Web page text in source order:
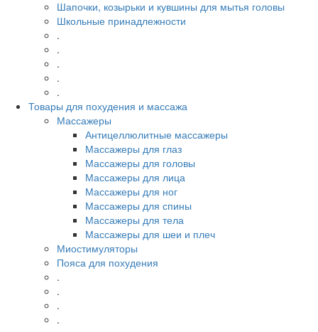
Шапочки, козырьки и кувшины для мытья головы
Школьные принадлежности
.
.
.
.
.
Товары для похудения и массажа
Массажеры
Антицеллюлитные массажеры
Массажеры для глаз
Массажеры для головы
Массажеры для лица
Массажеры для ног
Массажеры для спины
Массажеры для тела
Массажеры для шеи и плеч
Миостимуляторы
Пояса для похудения
.
.
.
.